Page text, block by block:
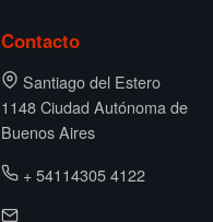
Contacto
Santiago del Estero
1148 Ciudad Autónoma de
Buenos Aires
+ 54114305 4122